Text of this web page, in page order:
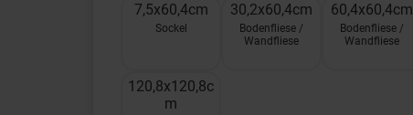
7,5x60,4cm
Sockel
30,2x60,4cm
Bodenfliese /
Wandfliese
60,4x60,4cm
Bodenfliese /
Wandfliese
120,8x120,8c
m